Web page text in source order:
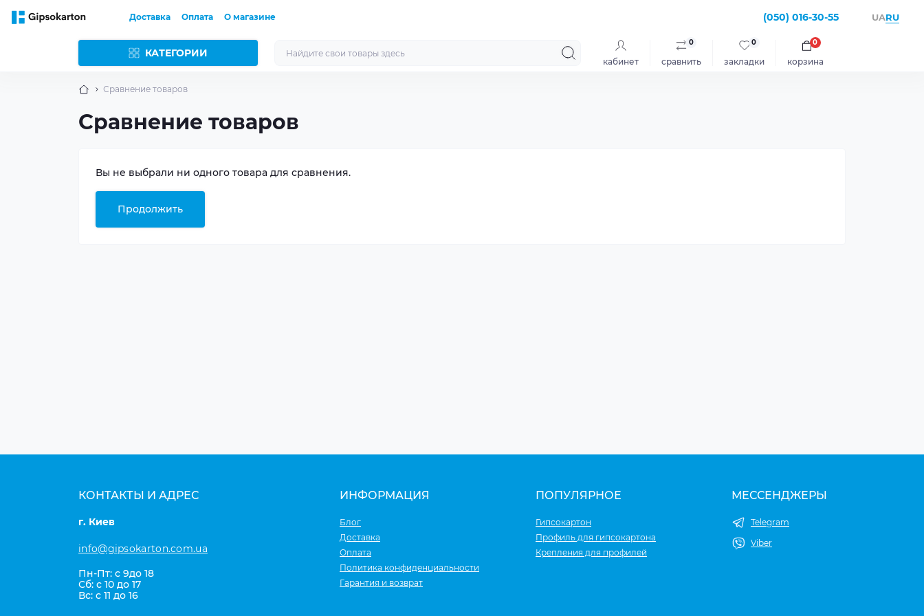
Доставка Оплата О магазине (050) 016-30-55 UARU
КАТЕГОРИИ
кабинет сравнить
0
закладки
0
корзина
0
Сравнение товаров
Сравнение товаров
Вы не выбрали ни одного товара для сравнения.
Продолжить
КОНТАКТЫ И АДРЕС
г. Киев
info@gipsokarton.com.ua
Пн-Пт: с 9до 18
Сб: с 10 до 17
Вс: с 11 до 16
ИНФОРМАЦИЯ
Блог
Доставка
Оплата
Политика конфиденциальности
Гарантия и возврат
ПОПУЛЯРНОЕ
Гипсокартон
Профиль для гипсокартона
Крепления для профилей
МЕССЕНДЖЕРЫ
Telegram
Viber